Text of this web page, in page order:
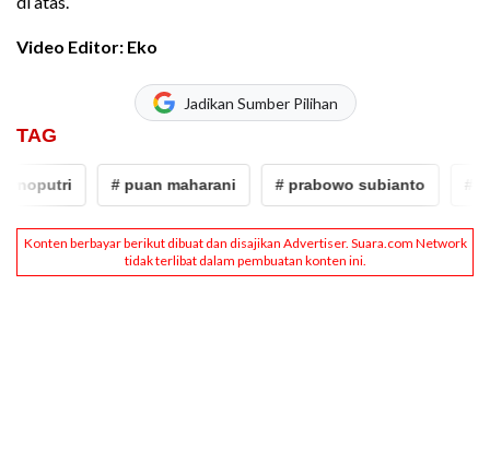
Video Editor: Eko
Jadikan Sumber Pilihan
TAG
# puan maharani # prabowo subianto #